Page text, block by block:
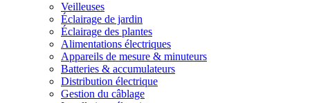
Veilleuses
Éclairage de jardin
Éclairage des plantes
Alimentations électriques
Appareils de mesure & minuteurs
Batteries & accumulateurs
Distribution électrique
Gestion du câblage